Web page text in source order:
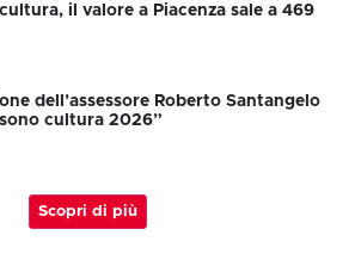
il valore a Piacenza sale a 469
dell’assessore Roberto Santangelo
cultura 2026”
Scopri di più